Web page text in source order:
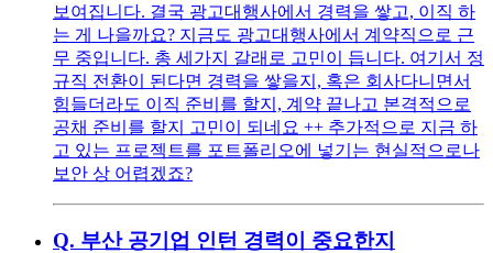
보여집니다. 결국 광고대행사에서 경력을 쌓고, 이직 하
는 게 나을까요? 지금도 광고대행사에서 계약직으로 근
무 중입니다. 총 세가지 갈래로 고민이 듭니다. 여기서 정
규직 전환이 된다면 경력을 쌓을지, 혹은 회사다니면서
힘들더라도 이직 준비를 할지, 계약 끝나고 본격적으로
공채 준비를 할지 고민이 되네요 ++ 추가적으로 지금 하
고 있는 프로젝트를 포트폴리오에 넣기는 현실적으로나
보안 상 어렵겠죠?
Q. 부산 공기업 인턴 경력이 중요한지